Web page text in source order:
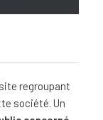
regroupant
société. Un